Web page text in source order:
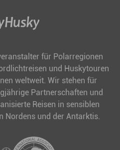
für Polarregionen
und Huskytouren
weltweit. Wir stehen für
Partnerschaften und
Reisen in sensiblen
Nordens und der Antarktis.